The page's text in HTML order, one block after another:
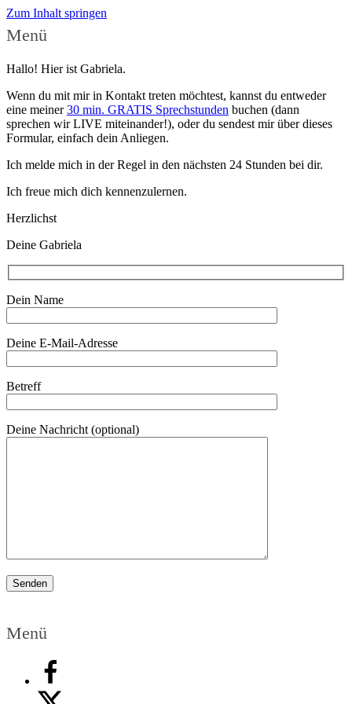
Zum Inhalt springen
Menü
Hallo! Hier ist Gabriela.
Wenn du mit mir in Kontakt treten möchtest, kannst du entweder
eine meiner30 min. GRATIS Sprechstunden buchen (dann
sprechen wir LIVE miteinander!), oder du sendest mir über dieses
Formular, einfach dein Anliegen.
Ich melde mich in der Regel in den nächsten 24 Stunden bei dir.
Ich freue mich dich kennenzulernen.
Herzlichst
Deine Gabriela
Dein Name
Deine E-Mail-Adresse
Betreff
Deine Nachricht (optional)
Menü